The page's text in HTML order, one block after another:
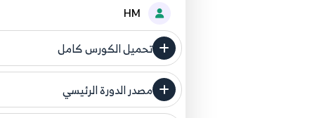
تحميل الكورس كامل
مصدر الدورة الرئيسي
فنحن لا ندعي ملكية أي دورة ولهذا